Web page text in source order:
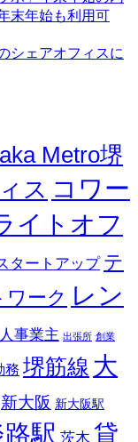
末年始も利用可
シェアオフィスに
Metro堺
ス コワー
イトオフ
タートアップ テ
ワーク レン
事業主 出張所 創業
務 堺筋線 大
新大阪 新大阪駅
駅 茨木 貸